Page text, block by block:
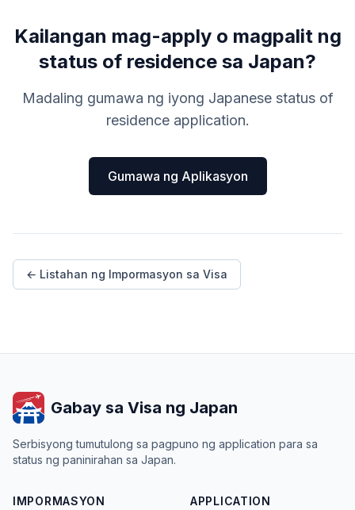
Kailangan mag-apply o magpalit ng
status of residence sa Japan?
Madaling gumawa ng iyong Japanese status of
residence application.
Gumawa ng Aplikasyon
← Listahan ng Impormasyon sa Visa
Gabay sa Visa ng Japan
Serbisyong tumutulong sa pagpuno ng application para sa
status ng paninirahan sa Japan.
IMPORMASYON APPLICATION